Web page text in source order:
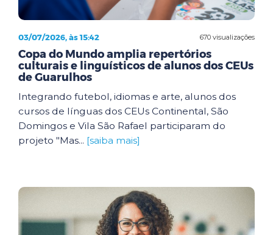
670 visualizações
03/07/2026, às 15:42
Copa do Mundo amplia repertórios
culturais e linguísticos de alunos dos CEUs
de Guarulhos
Integrando futebol, idiomas e arte, alunos dos
cursos de línguas dos CEUs Continental, São
Domingos e Vila São Rafael participaram do
projeto "Mas... [saiba mais]